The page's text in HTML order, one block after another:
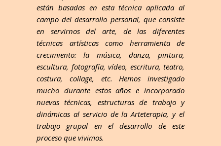
están basadas en esta técnica aplicada al
campo del desarrollo personal, que consiste
en servirnos del arte, de las diferentes
técnicas artísticas como herramienta de
crecimiento: la música, danza, pintura,
escultura, fotografía, vídeo, escritura, teatro,
costura, collage, etc. Hemos investigado
mucho durante estos años e incorporado
nuevas técnicas, estructuras de trabajo y
dinámicas al servicio de la Arteterapia, y el
trabajo grupal en el desarrollo de este
proceso que vivimos.